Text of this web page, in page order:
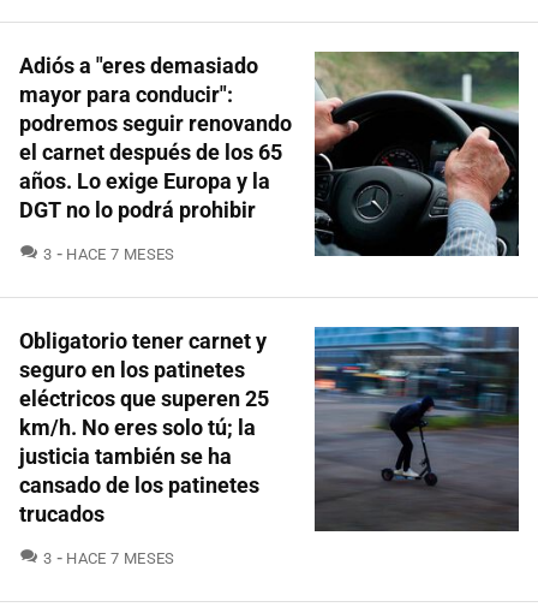
Adiós a "eres demasiado
mayor para conducir":
podremos seguir renovando
el carnet después de los 65
años. Lo exige Europa y la
DGT no lo podrá prohibir
3 COMENTARIOS
HACE 7 MESES
Obligatorio tener carnet y
seguro en los patinetes
eléctricos que superen 25
km/h. No eres solo tú; la
justicia también se ha
cansado de los patinetes
trucados
3 COMENTARIOS
HACE 7 MESES